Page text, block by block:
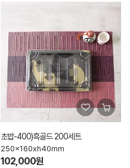
초밥-400)흑골드 200세트
250x160xh40mm
102,000원